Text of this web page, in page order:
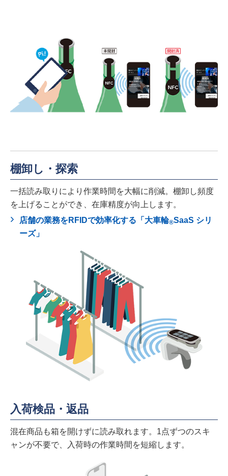
棚卸し・探索
一括読み取りにより作業時間を大幅に削減。棚卸し頻度
を上げることができ、在庫精度が向上します。
店舗の業務をRFIDで効率化する「大車輪®SaaS シリ
ーズ」
入荷検品・返品
混在商品も箱を開けずに読み取れます。1点ずつのスキ
ャンが不要で、入荷時の作業時間を短縮します。